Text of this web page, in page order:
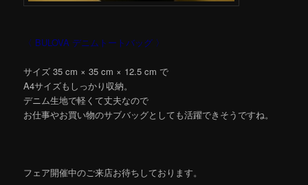
〈 BULOVA デニムトートバッグ 〉
サイズ 35 cm × 35 cm × 12.5 cm で
A4サイズもしっかり収納。
デニム生地で軽くて丈夫なので
お仕事やお買い物のサブバッグとしても活躍できそうですね。
フェア開催中のご来店お待ちしております。